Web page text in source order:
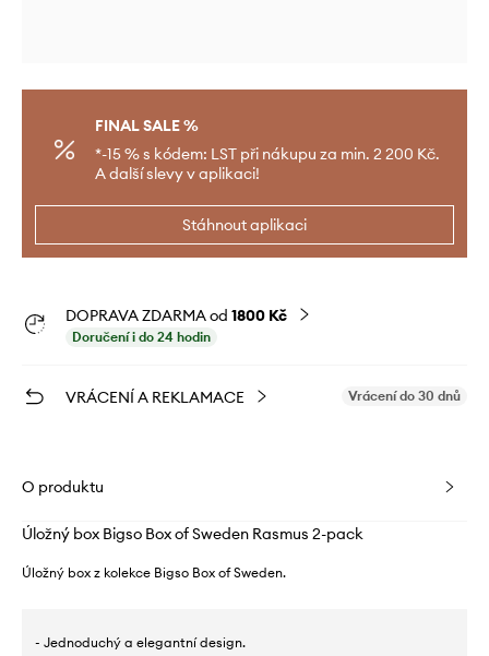
FINAL SALE %
*-15 % s kódem: LST při nákupu za min. 2 200 Kč.
A další slevy v aplikaci!
Stáhnout aplikaci
DOPRAVA ZDARMA od 1800 Kč
Doručení i do 24 hodin
VRÁCENÍ A REKLAMACE Vrácení do 30 dnů
O produktu
Úložný box Bigso Box of Sweden Rasmus 2-pack
Úložný box z kolekce Bigso Box of Sweden.
- Jednoduchý a elegantní design.